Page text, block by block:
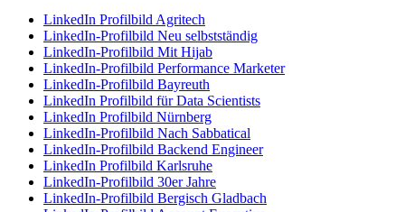
LinkedIn Profilbild Agritech
LinkedIn-Profilbild Neu selbstständig
LinkedIn-Profilbild Mit Hijab
LinkedIn-Profilbild Performance Marketer
LinkedIn-Profilbild Bayreuth
LinkedIn Profilbild für Data Scientists
LinkedIn Profilbild Nürnberg
LinkedIn-Profilbild Nach Sabbatical
LinkedIn-Profilbild Backend Engineer
LinkedIn Profilbild Karlsruhe
LinkedIn-Profilbild 30er Jahre
LinkedIn-Profilbild Bergisch Gladbach